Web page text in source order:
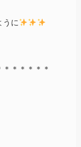
うに
＊＊＊＊＊